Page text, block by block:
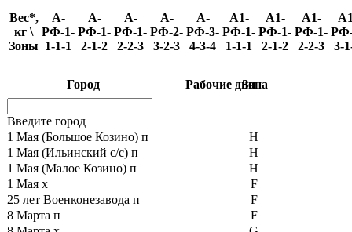
Вес*,
кг \
Зоны
A-
РФ-1-
1-1-1
A-
РФ-1-
2-1-2
A-
РФ-1-
2-2-3
A-
РФ-2-
3-2-3
A-
РФ-3-
4-3-4
A1-
РФ-1-
1-1-1
A1-
РФ-1-
2-1-2
A1-
РФ-1-
2-2-3
3-
Город Рабочие дниЗона
Введите город
1 Мая (Большое Козино) п
H
1 Мая (Ильинский с/с) п
H
1 Мая (Малое Козино) п
H
1 Мая х
F
25 лет Военконезавода п
F
8 Марта п
F